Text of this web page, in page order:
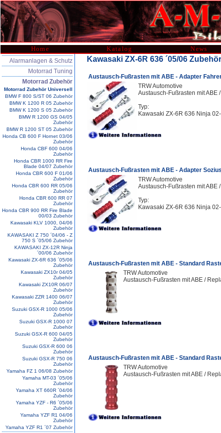
Home Katalog News
Alarmanlagen & Schutz
Motorrad Tuning
Motorrad Zubehör
Motorrad Zubehör Universell
BMW F 800 S/ST 06 Zubehör
BMW K 1200 R 05 Zubehör
BMW K 1200 S 05 Zubehör
BMW R 1200 GS 04/05
Zubehör
BMW R 1200 ST 05 Zubehör
Honda CB 600 F Hornet 03/06
Zubehör
Honda CBF 600 04/06
Zubehör
Honda CBR 1000 RR Fire
Blade 04/07 Zubehör
Honda CBR 600 F 01/06
Zubehör
Honda CBR 600 RR 05/06
Zubehör
Honda CBR 600 RR 07
Zubehör
Honda CBR 900 RR Fire Blade
00/03 Zubehör
Kawasaki KLV 1000, 04/06
Zubehör
KAWASAKI Z 750 ´04/06 - Z
750 S ´05/06 Zubehör
KAWASAKI ZX-12R Ninja
´00/06 Zubehör
Kawasaki ZX-6R 636 ´05/06
Zubehör
Kawasaki ZX10r 04/05
Zubehör
Kawasaki ZX10R 06/07
Zubehör
Kawasaki ZZR 1400 06/07
Zubehör
Suzuki GSX-R 1000 05/06
Zubehör
Suzuki GSX-R 1000 07
Zubehör
Suzuki GSX-R 600 04/05
Zubehör
Suzuki GSX-R 600 06
Zubehör
Suzuki GSX-R 750 06
Zubehör
Yamaha FZ 1 06/08 Zubehör
Yamaha MT-03 ´05/06
Zubehör
Yamaha XT 660R ´04/06
Zubehör
Yamaha YZF - R6 ´05/06
Zubehör
Yamaha YZF R1 04/06
Zubehör
Yamaha YZF R1 ´07 Zubehör
Kawasaki ZX-6R 636 ´05/06 Zubehör
Austausch-Fußrasten mit ABE - Adapter
TRW Automotive
Austausch-Fußrasten mit ABE
Typ:
Kawasaki ZX-6R 636 Ninja
Austausch-Fußrasten mit ABE - Adapter
TRW Automotive
Austausch-Fußrasten mit ABE
Typ:
Kawasaki ZX-6R 636 Ninja
Austausch-Fußrasten mit ABE - Standard
TRW Automotive
Austausch-Fußrasten mit ABE /
Austausch-Fußrasten mit ABE - Standard
TRW Automotive
Austausch-Fußrasten mit ABE /